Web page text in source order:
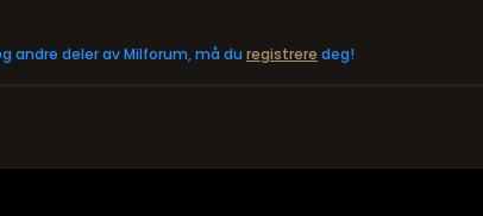
andre deler av Milforum, må du registrere deg!